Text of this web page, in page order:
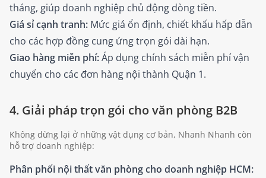
tháng, giúp doanh nghiệp chủ động dòng tiền.
Giá sỉ cạnh tranh: Mức giá ổn định, chiết khấu hấp dẫn
cho các hợp đồng cung ứng trọn gói dài hạn.
Giao hàng miễn phí:Áp dụng chính sách miễn phí vận
chuyển cho các đơn hàng nội thành Quận 1.
4. Giải pháp trọn gói cho văn phòng B2B
Không dừng lại ở những vật dụng cơ bản, Nhanh Nhanh còn
hỗ trợ doanh nghiệp:
Phân phối nội thất văn phòng cho doanh nghiệp HCM: